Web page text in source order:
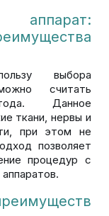
аппарат:
выбора
считать
Данное
ткани, нервы и
при этом не
позволяет
процедур с